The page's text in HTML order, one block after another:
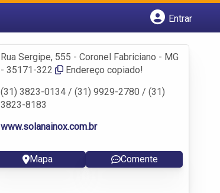
Entrar
Fazer login
Criar conta
Rua Sergipe, 555 - Coronel Fabriciano - MG
- 35171-322
Endereço copiado!
(31) 3823-0134 / (31) 9929-2780 / (31)
3823-8183
www.solanainox.com.br
Mapa Comente